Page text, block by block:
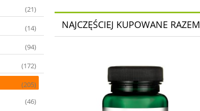
(21)
(14)
(94)
(172)
(205)
(46)
NAJCZĘŚCIEJ KUPOWANE RAZEM